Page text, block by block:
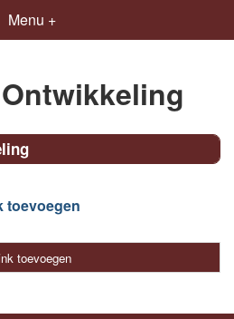
Menu +
toevoegen
toevoegen